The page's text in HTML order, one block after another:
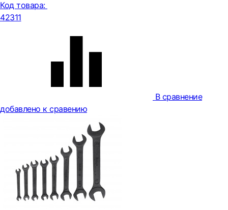
Код товара:
42311
В сравнение
добавлено к сравению